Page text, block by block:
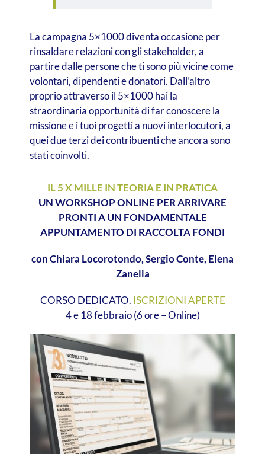
La campagna 5×1000 diventa occasione per
rinsaldare relazioni con gli stakeholder, a
partire dalle persone che ti sono più vicine come
volontari, dipendenti e donatori. Dall’altro
proprio attraverso il 5×1000 hai la
straordinaria opportunità di far conoscere la
missione e i tuoi progetti a nuovi interlocutori, a
quei due terzi dei contribuenti che ancora sono
stati coinvolti.
IL 5 X MILLE IN TEORIA E IN PRATICA
UN WORKSHOP ONLINE PER ARRIVARE
PRONTI A UN FONDAMENTALE
APPUNTAMENTO DI RACCOLTA FONDI
con Chiara Locorotondo, Sergio Conte, Elena
Zanella
CORSO DEDICATO. ISCRIZIONI APERTE
4 e 18 febbraio (6 ore – Online)